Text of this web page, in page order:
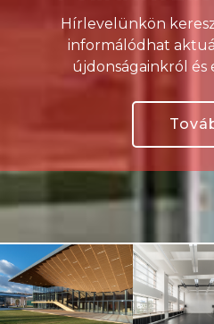
Hírlevelünkön
informálódhat
újdonságainkról és